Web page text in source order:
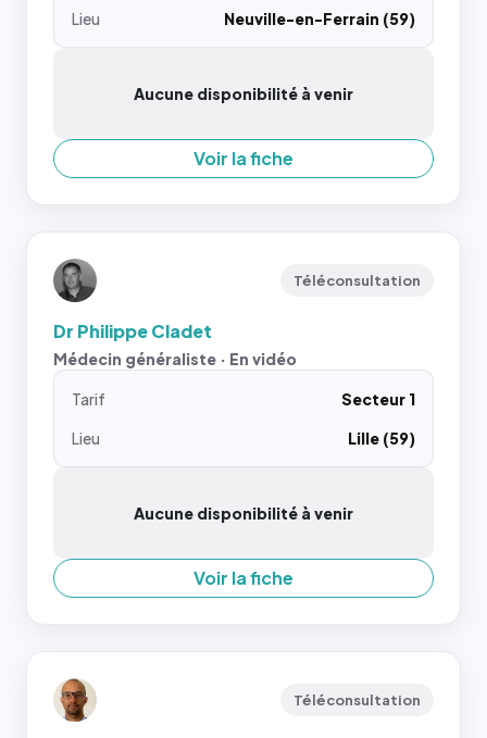
Lieu
Neuville-en-Ferrain (59)
Aucune disponibilité à venir
Voir la fiche
Téléconsultation
Dr Philippe Cladet
Médecin généraliste · En vidéo
Tarif
Secteur 1
Lieu
Lille (59)
Aucune disponibilité à venir
Voir la fiche
Téléconsultation